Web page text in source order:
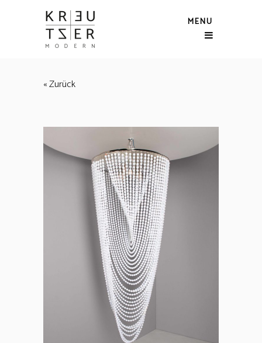
MENU
« Zurück